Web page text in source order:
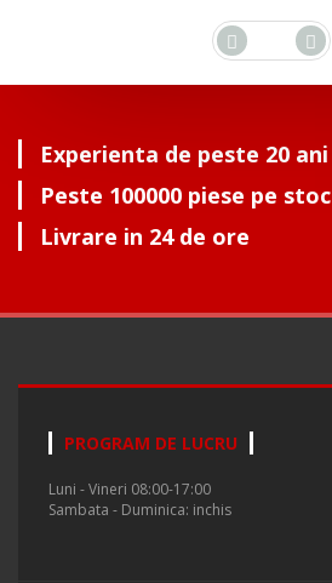
Experienta de peste 20 ani
Peste 100000 piese pe stoc
Livrare in 24 de ore
PROGRAM DE LUCRU
Luni - Vineri 08:00-17:00
Sambata - Duminica: inchis